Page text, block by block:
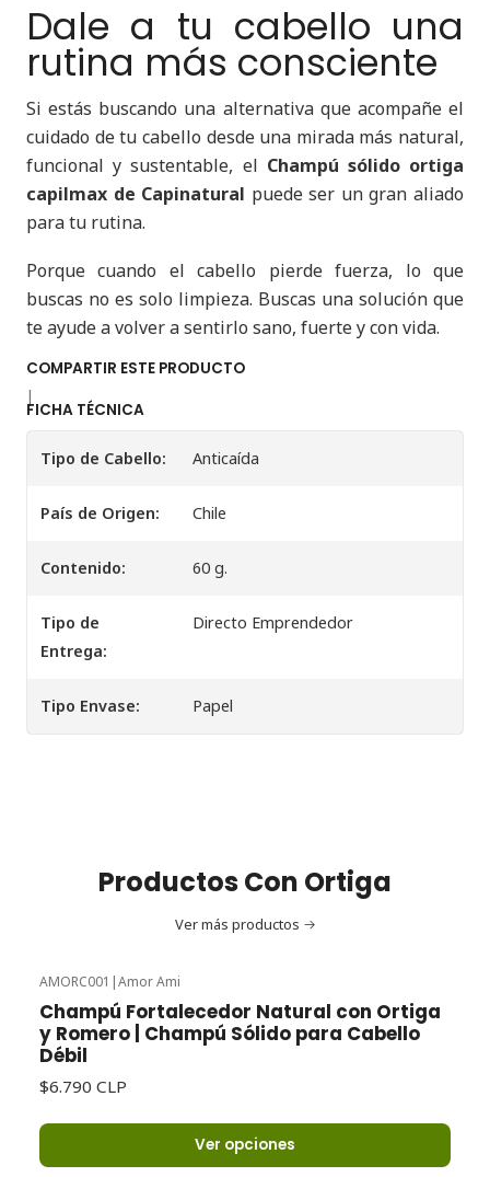
Dale a tu cabello una
rutina más consciente
Si estás buscando una alternativa que acompañe el
cuidado de tu cabello desde una mirada más natural,
funcional y sustentable, el Champú sólido ortiga
capilmax de Capinatural puede ser un gran aliado
para tu rutina.
Porque cuando el cabello pierde fuerza, lo que
buscas no es solo limpieza. Buscas una solución que
te ayude a volver a sentirlo sano, fuerte y con vida.
COMPARTIR ESTE PRODUCTO
|
FICHA TÉCNICA
Tipo de Cabello: Anticaída
País de Origen: Chile
Contenido: 60 g.
Tipo de
Entrega:
Directo Emprendedor
Tipo Envase: Papel
Productos Con Ortiga
Ver más productos
AMORC001 |Amor Ami
Champú Fortalecedor Natural con Ortiga
y Romero | Champú Sólido para Cabello
Débil
$6.790 CLP
Ver opciones